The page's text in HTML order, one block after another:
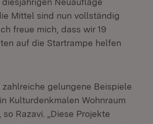
Mittel sind nun vollständig
freue mich, dass wir 19
auf die Startrampe helfen
zahlreiche gelungene Beispiele
Kulturdenkmalen Wohnraum
Razavi. „Diese Projekte